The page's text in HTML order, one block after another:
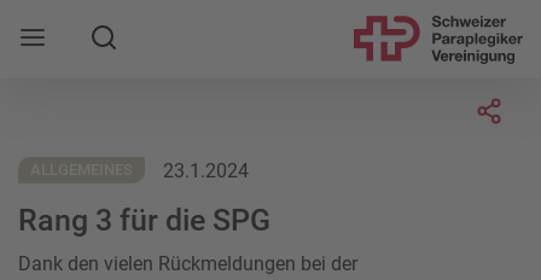
Mobile Navigation öffnen
Suche
ALLGEMEINES 23.1.2024
Rang 3 für die SPG
Dank den vielen Rückmeldungen bei der